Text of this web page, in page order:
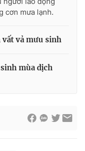
cơn mưa lạnh.
vất vả mưu sinh
mùa dịch